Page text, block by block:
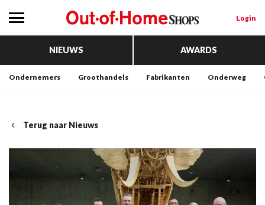
Login
NIEUWS AWARDS
Ondernemers Groothandels Fabrikanten Onderweg
Terug naar Nieuws